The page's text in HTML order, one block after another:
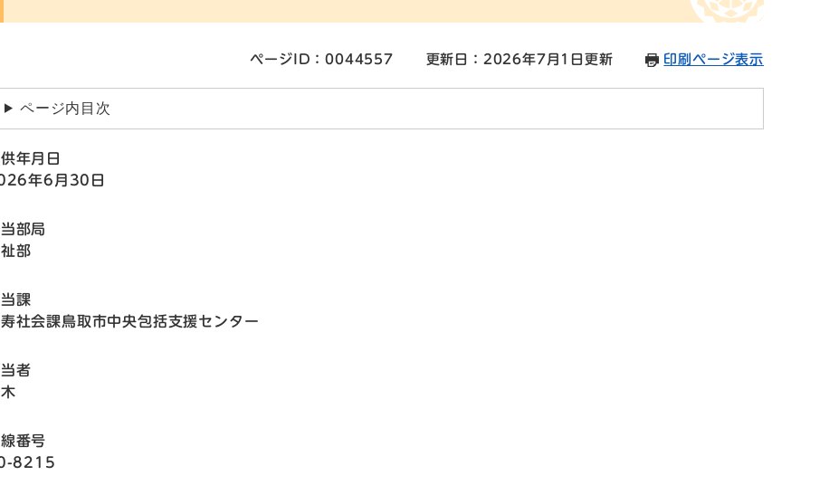
ページID：0044557 更新日：2026年7月1日更新 印刷ページ表示
ページ内目次
年月日
年6月30日
部局
部
課
社会課鳥取市中央包括支援センター
者
番号
8215